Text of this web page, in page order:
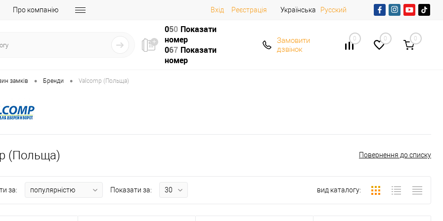
Про компанію Вхід Реєстрація Українська Русский
050 Показати
номер
067 Показати
номер
Замовити
дзвінок
0 0 0
замків • Бренди • Valcomp (Польща)
Повернення до списку
(Польща)
за: Показати за: вид каталогу: